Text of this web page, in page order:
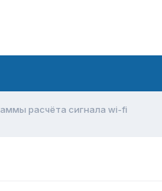
расчёта сигнала wi-fi